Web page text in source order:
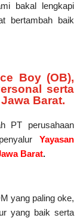
bakal lengkapi
bertambah baik
Boy (OB),
serta
Barat.
PT perusahaan
penyalur
Yayasan
Barat.
yang paling oke,
yang baik serta